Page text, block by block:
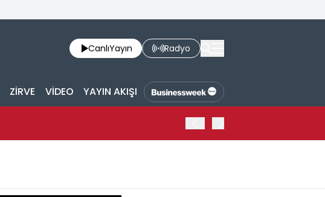
CanlıYayın Radyo
ZİRVE VİDEO YAYIN AKIŞI